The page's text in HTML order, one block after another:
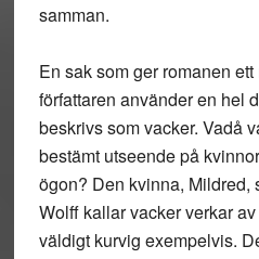
samman.
En sak som ger romanen
författaren använder en hel
beskrivs som vacker. Vadå
bestämt utseende på
ögon? Den kvinna, Mildred,
Wolff kallar vacker verkar
väldigt kurvig exempelvis.